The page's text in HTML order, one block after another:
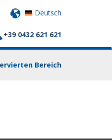
Deutsch
+39 0432 621 621
Bereich